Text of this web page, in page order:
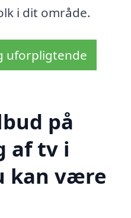
i dit område.
uforpligtende
på
af tv i
kan være